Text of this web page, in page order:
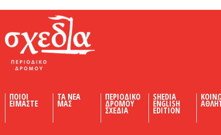
ΠΟΙΟΙ
ΕΙΜΑΣΤΕ
ΤΑ ΝΕΑ
ΜΑΣ
ΠΕΡΙΟΔΙΚΟ
ΔΡΟΜΟΥ
ΣΧΕΔΙΑ
SHEDIA
ENGLISH
EDITION